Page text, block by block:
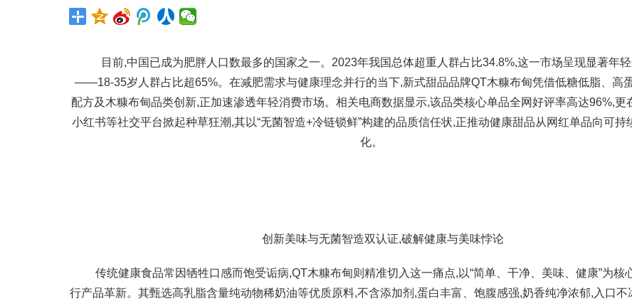
目前,中国已成为肥胖人口数最多的国家之一。2023年我国总体超重人群占比34.8%,这一市场呈现显著年
——18-35岁人群占比超65%。在减肥需求与健康理念并行的当下,新式甜品品牌QT木糠布甸凭借低糖低脂、高
配方及木糠布甸品类创新,正加速渗透年轻消费市场。相关电商数据显示,该品类核心单品全网好评率高达96%,更
小红书等社交平台掀起种草狂潮,其以“无菌智造+冷链锁鲜”构建的品质信任状,正推动健康甜品从网红单品向可持
化。
创新美味与无菌智造双认证,破解健康与美味悖论
传统健康食品常因牺牲口感而饱受诟病,QT木糠布甸则精准切入这一痛点,以“简单、干净、美味、健康”为核
行产品革新。其甄选高乳脂含量纯动物稀奶油等优质原料,不含添加剂,蛋白丰富、饱腹感强,奶香纯净浓郁,入口不